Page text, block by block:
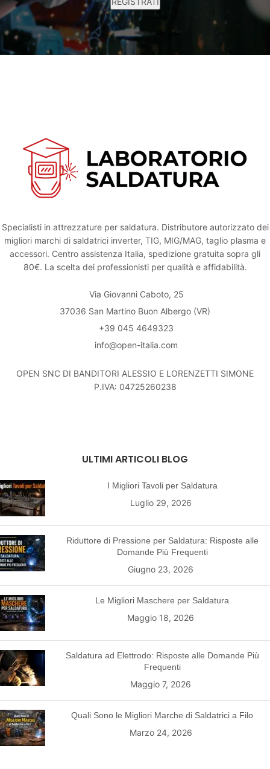
Specialisti in attrezzature per saldatura. Distributore autorizzato dei
migliori marchi di saldatrici inverter, TIG, MIG/MAG, taglio plasma e
accessori. Centro assistenza Italia, spedizione gratuita sopra gli
80€. La scelta dei professionisti per qualità e affidabilità.
Via Giovanni Caboto, 25
37036 San Martino Buon Albergo (VR)
+39 045 4649323
info@open-italia.com
OPEN SNC DI BANDITORI ALESSIO E LORENZETTI SIMONE
P.IVA: 04725260238
ULTIMI ARTICOLI BLOG
I Migliori Tavoli per Saldatura
Luglio 29, 2026
Riduttore di Pressione per Saldatura: Risposte alle
Domande Più Frequenti
Giugno 23, 2026
Le Migliori Maschere per Saldatura
Maggio 18, 2026
Saldatura ad Elettrodo: Risposte alle Domande Più
Frequenti
Maggio 7, 2026
Quali Sono le Migliori Marche di Saldatrici a Filo
Marzo 24, 2026